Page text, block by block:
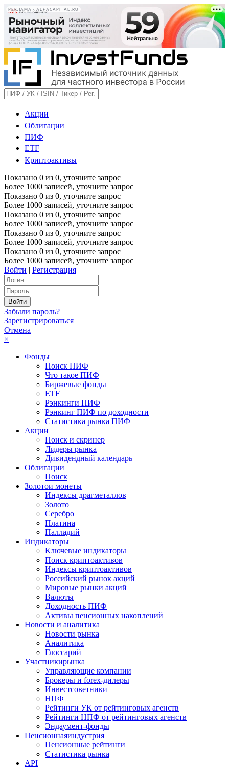
РЕКЛАМА • ALFACAPITAL.RU
Акции
Облигации
ПИФ
ETF
Криптоактивы
Показано 0 из 0, уточните запрос
Более 1000 записей, уточните запрос
Показано 0 из 0, уточните запрос
Более 1000 записей, уточните запрос
Показано 0 из 0, уточните запрос
Более 1000 записей, уточните запрос
Показано 0 из 0, уточните запрос
Более 1000 записей, уточните запрос
Показано 0 из 0, уточните запрос
Более 1000 записей, уточните запрос
Войти | Регистрация
Забыли пароль?
Зарегистрироваться
Отмена
×
Фонды
Поиск ПИФ
Что такое ПИФ
Биржевые фонды
ETF
Рэнкинги ПИФ
Рэнкинг ПИФ по доходности
Статистика рынка ПИФ
Акции
Поиск и скринер
Лидеры рынка
Дивидендный календарь
Облигации
Поиск
Золотои монеты
Индексы драгметаллов
Золото
Серебро
Платина
Палладий
Индикаторы
Ключевые индикаторы
Поиск криптоактивов
Индексы криптоактивов
Российский рынок акций
Мировые рынки акций
Валюты
Доходность ПИФ
Активы пенсионных накоплений
Новости и аналитика
Новости рынка
Аналитика
Глоссарий
Участникирынка
Управляющие компании
Брокеры и forex-дилеры
Инвестсоветники
НПФ
Рейтинги УК от рейтинговых агенств
Рейтинги НПФ от рейтинговых агенств
Эндаумент-фонды
Пенсионнаяиндустрия
Пенсионные рейтинги
Статистика рынка
API